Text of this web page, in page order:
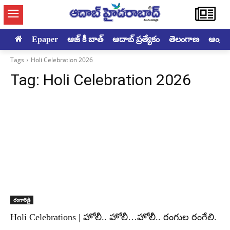
Epaper ఆజ్ కీ బాత్ ఆదాబ్ ప్రత్యేకం తెలంగాణ
Tags Holi Celebration 2026
Tag: Holi Celebration 2026
రంగారెడ్డి
Holi Celebrations | హోలీ.. హోలీ…హోలీ.. రంగుల రంగేలి.